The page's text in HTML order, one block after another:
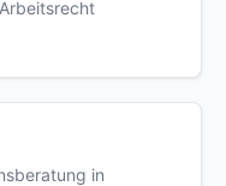
in